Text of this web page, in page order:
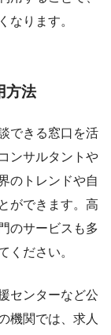
なります。
方法
できる窓口を活
ンサルタントや
のトレンドや自
ができます。高
のサービスも多
ください。
センターなど公
機関では、求人